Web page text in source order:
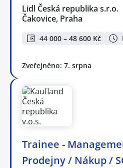
Lidl Česká republika s.r.o.
Čakovice, Praha
44 000 – 48 600 Kč
Zveřejněno: 7. srpna
Trainee -
Prodejny / Nákup /